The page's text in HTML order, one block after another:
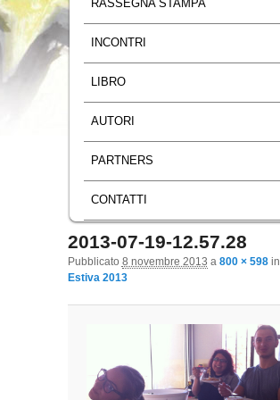
RASSEGNA STAMPA
INCONTRI
LIBRO
AUTORI
PARTNERS
CONTATTI
Navigazione immagini
2013-07-19-12.57.28
Pubblicato 8 novembre 2013 a 800 × 598in
Estiva 2013